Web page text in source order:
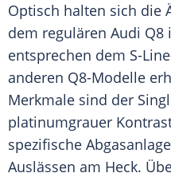
Optisch halten sich die
dem regulären Audi Q8
entsprechen dem S-
anderen Q8-Modelle
Merkmale sind der
platinumgrauer
spezifische Abgasanlage
Auslässen am Heck.